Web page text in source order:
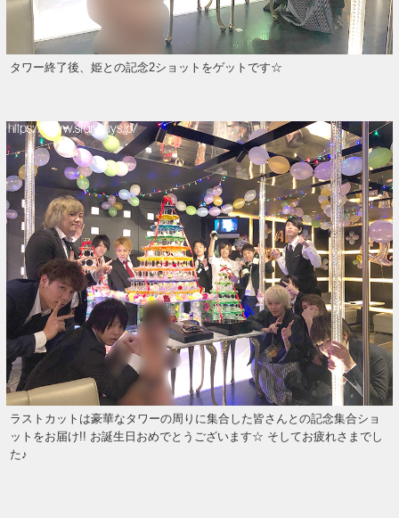
タワー終了後、姫との記念2ショットをゲットです☆
ラストカットは豪華なタワーの周りに集合した皆さんとの記念集合ショ
ットをお届け!! お誕生日おめでとうございます☆ そしてお疲れさまでし
た♪